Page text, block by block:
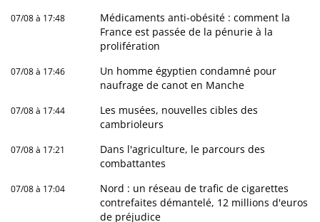
07/08 à 17:48
Médicaments anti-obésité : comment la
France est passée de la pénurie à la
prolifération
07/08 à 17:46
Un homme égyptien condamné pour
naufrage de canot en Manche
07/08 à 17:44
Les musées, nouvelles cibles des
cambrioleurs
07/08 à 17:21
Dans l'agriculture, le parcours des
combattantes
07/08 à 17:04
Nord : un réseau de trafic de cigarettes
contrefaites démantelé, 12 millions d'euros
de préjudice